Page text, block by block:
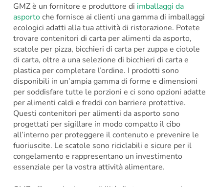
GMZ è un fornitore e produttore di imballaggi da
asportoche fornisce ai clienti una gamma di imballaggi
ecologici adatti alla tua attività di ristorazione. Potete
trovare contenitori di carta per alimenti da asporto,
scatole per pizza, bicchieri di carta per zuppa e ciotole
di carta, oltre a una selezione di bicchieri di carta e
plastica per completare l’ordine. I prodotti sono
disponibili in un’ampia gamma di forme e dimensioni
per soddisfare tutte le porzioni e ci sono opzioni adatte
per alimenti caldi e freddi con barriere protettive.
Questi contenitori per alimenti da asporto sono
progettati per sigillare in modo compatto il cibo
all’interno per proteggere il contenuto e prevenire le
fuoriuscite. Le scatole sono riciclabili e sicure per il
congelamento e rappresentano un investimento
essenziale per la vostra attività alimentare.